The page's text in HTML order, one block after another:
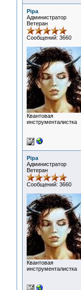
Pipa
Администратор
Ветеран
Сообщений: 3660
Квантовая
инструменталистка
Pipa
Администратор
Ветеран
Сообщений: 3660
Квантовая
инструменталистка